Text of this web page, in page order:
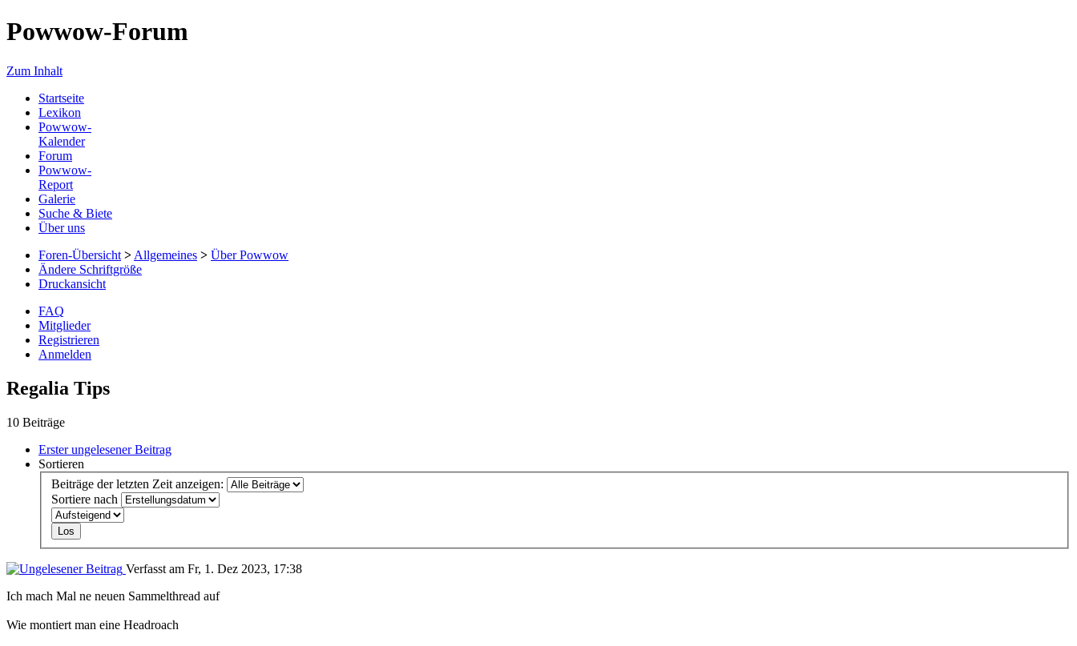
Powwow-Forum
Zum Inhalt
Startseite
Lexikon
Powwow-
Kalender
Forum
Powwow-
Report
Galerie
Suche & Biete
Über uns
Foren-Übersicht > Allgemeines > Über Powwow
Ändere Schriftgröße
Druckansicht
FAQ
Mitglieder
Registrieren
Anmelden
Regalia Tips
10 Beiträge
Erster ungelesener Beitrag
Sortieren
Beiträge der letzten Zeit anzeigen:
Sortiere nach
Verfasst am Fr, 1. Dez 2023, 17:38
Ich mach Mal ne neuen Sammelthread auf
Wie montiert man eine Headroach